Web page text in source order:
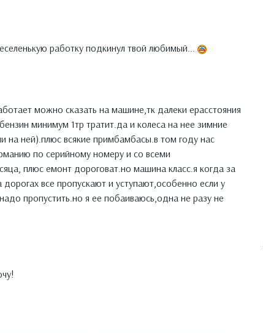
работку подкинул твой любимый...
можно сказать на машине,тк далеки ерасстояния
минимум 1тр тратит.да и колеса на нее зимние
на ней).плюс всякие примбамбасы.в том году нас
по серийному номеру и со всеми
плюс емонт дороговат.но машина класс.я когда за
все пропускают и уступают,особенно если у
пропустить.но я ее побаиваюсь,одна не разу не